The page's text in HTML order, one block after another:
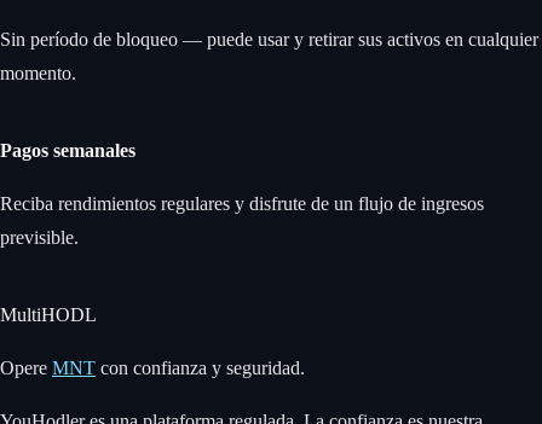
Sin período de bloqueo — puede usar y retirar sus activos en cualquier
momento.
Pagos semanales
Reciba rendimientos regulares y disfrute de un flujo de ingresos
previsible.
MultiHODL
Opere MNT con confianza y seguridad.